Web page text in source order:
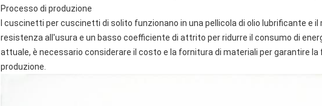
Processo di produzione
I cuscinetti per cuscinetti di solito funzionano in una pellicola di olio lubrificante e
resistenza all'usura e un basso coefficiente di attrito per ridurre il consumo di
attuale, è necessario considerare il costo e la fornitura di materiali per garantire
produzione.